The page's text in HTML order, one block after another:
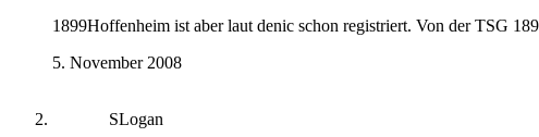
1899Hoffenheim ist aber laut denic schon registriert. Von der TSG
5. November 2008
SLogan